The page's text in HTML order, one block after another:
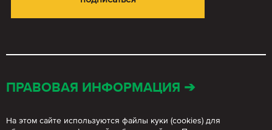
ПРАВОВАЯ ИНФОРМАЦИЯ ➔
На этом сайте используются файлы куки (cookies) для